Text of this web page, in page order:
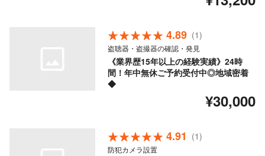
4.89 (1)
盗聴器・盗撮器の確認・発見
《業界歴15年以上の経験実績》24時
間！年中無休ご予約受付中◎地域密着
◆
¥30,000
4.91 (1)
防犯カメラ設置